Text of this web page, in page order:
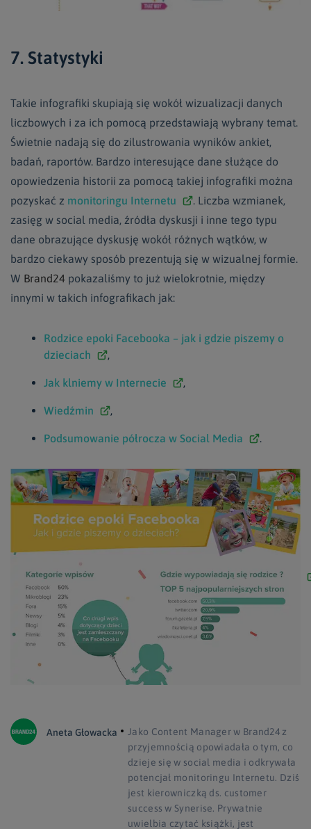
7. Statystyki
Takie infografiki skupiają się wokół wizualizacji danych
liczbowych i za ich pomocą przedstawiają wybrany temat.
Świetnie nadają się do zilustrowania wyników ankiet,
badań, raportów. Bardzo interesujące dane służące do
opowiedzenia historii za pomocą takiej infografiki można
pozyskać z monitoringu Internetu
. Liczba wzmianek,
zasięg w social media, źródła dyskusji i inne tego typu
dane obrazujące dyskusję wokół różnych wątków, w
bardzo ciekawy sposób prezentują się w wizualnej formie.
W Brand24 pokazaliśmy to już wielokrotnie, między
innymi w takich infografikach jak:
Rodzice epoki Facebooka – jak i gdzie piszemy o
dzieciach
,
Jak klniemy w Internecie ,
Wiedźmin ,
Podsumowanie półrocza w Social Media .
Aneta Głowacka
Jako Content Manager w Brand24 z
przyjemnością opowiadała o tym, co
dzieje się w social media i odkrywała
potencjał monitoringu Internetu. Dziś
jest kierowniczką ds. customer
success w Synerise. Prywatnie
uwielbia czytać książki, jest